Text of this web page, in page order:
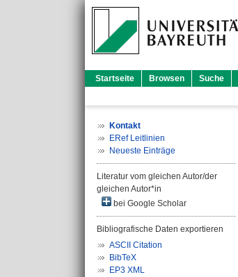
Startseite Browsen Suche
Kontakt
ERef Leitlinien
Neueste Einträge
Literatur vom gleichen Autor/der
gleichen Autor*in
bei Google Scholar
Bibliografische Daten exportieren
ASCII Citation
BibTeX
EP3 XML